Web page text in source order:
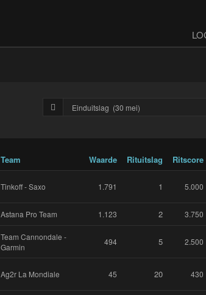
Team Waarde Rituitslag Ritscore
Tinkoff - Saxo 1.791 1 5.000
Astana Pro Team 1.123 2 3.750
Team Cannondale -
Garmin
494 5 2.500
Ag2r La Mondiale 45 20 430